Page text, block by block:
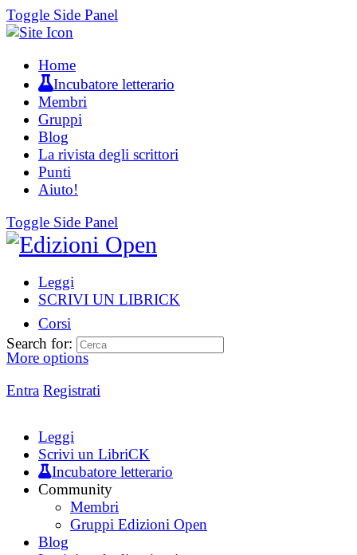
Toggle Side Panel
Home
Incubatore letterario
Membri
Gruppi
Blog
La rivista degli scrittori
Punti
Aiuto!
Toggle Side Panel
Leggi
SCRIVI UN LIBRICK
Corsi
More options
Entra Registrati
Search for:
Leggi
Scrivi un LibriCK
Incubatore letterario
Community
Membri
Gruppi Edizioni Open
Blog